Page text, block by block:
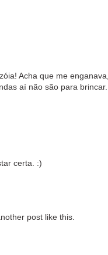
Acha que me
aí não são para brincar...
certa. :)
post like this.